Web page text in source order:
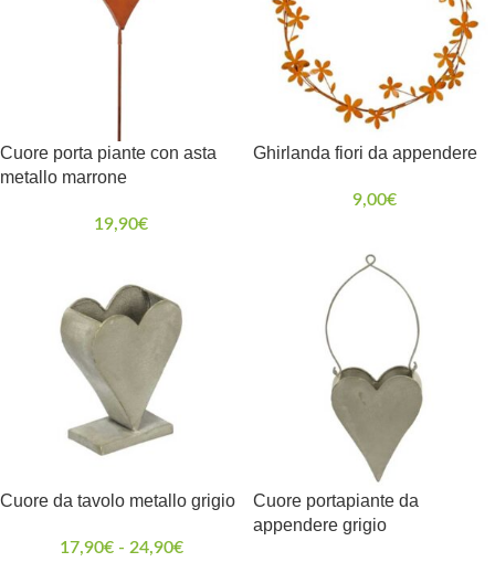
Cuore porta piante con asta
metallo marrone
19,90€
Ghirlanda fiori da appendere
9,00€
Cuore da tavolo metallo grigio
17,90€ - 24,90€
Cuore portapiante da
appendere grigio